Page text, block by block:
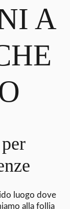
A
luogo dove
alla follia